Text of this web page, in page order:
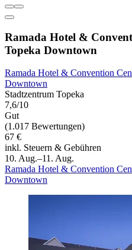
Ramada Hotel &
Topeka Downtown
Ramada Hotel & Convention
Downtown
Stadtzentrum Topeka
7,6/10
Gut
(1.017 Bewertungen)
67 €
inkl. Steuern & Gebühren
10. Aug.–11. Aug.
Ramada Hotel & Convention
Downtown